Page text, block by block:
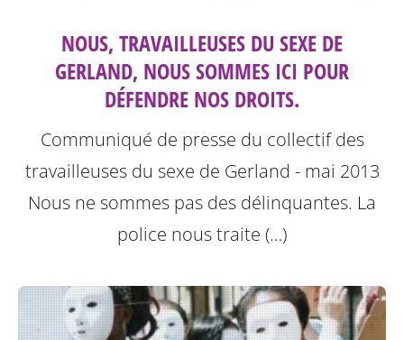
NOUS, TRAVAILLEUSES DU SEXE DE
GERLAND, NOUS SOMMES ICI POUR
DÉFENDRE NOS DROITS.
Communiqué de presse du collectif des
travailleuses du sexe de Gerland - mai 2013
Nous ne sommes pas des délinquantes. La
police nous traite (…)